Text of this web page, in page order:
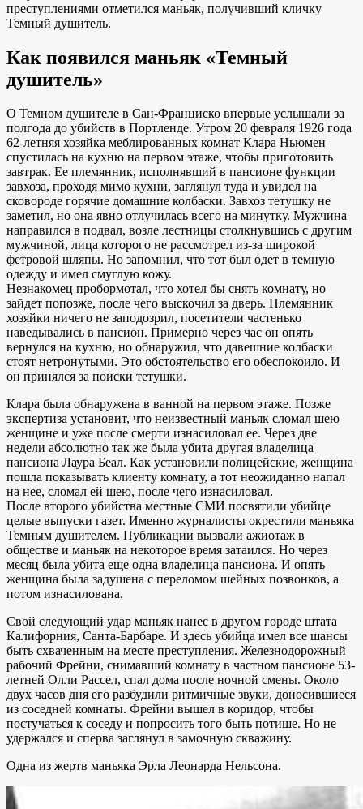
преступлениями отметился маньяк, получивший кличку
Темный душитель.
Как появился маньяк «Темный
душитель»
О Темном душителе в Сан-Франциско впервые услышали за
полгода до убийств в Портленде. Утром 20 февраля 1926 года
62-летняя хозяйка меблированных комнат Клара Ньюмен
спустилась на кухню на первом этаже, чтобы приготовить
завтрак. Ее племянник, исполнявший в пансионе функции
завхоза, проходя мимо кухни, заглянул туда и увидел на
сковороде горячие домашние колбаски. Завхоз тетушку не
заметил, но она явно отлучилась всего на минутку. Мужчина
направился в подвал, возле лестницы столкнувшись с другим
мужчиной, лица которого не рассмотрел из-за широкой
фетровой шляпы. Но запомнил, что тот был одет в темную
одежду и имел смуглую кожу.
Незнакомец пробормотал, что хотел бы снять комнату, но
зайдет попозже, после чего выскочил за дверь. Племянник
хозяйки ничего не заподозрил, посетители частенько
наведывались в пансион. Примерно через час он опять
вернулся на кухню, но обнаружил, что давешние колбаски
стоят нетронутыми. Это обстоятельство его обеспокоило. И
он принялся за поиски тетушки.
Клара была обнаружена в ванной на первом этаже. Позже
экспертиза установит, что неизвестный маньяк сломал шею
женщине и уже после смерти изнасиловал ее. Через две
недели абсолютно так же была убита другая владелица
пансиона Лаура Беал. Как установили полицейские, женщина
пошла показывать клиенту комнату, а тот неожиданно напал
на нее, сломал ей шею, после чего изнасиловал.
После второго убийства местные СМИ посвятили убийце
целые выпуски газет. Именно журналисты окрестили маньяка
Темным душителем. Публикации вызвали ажиотаж в
обществе и маньяк на некоторое время затаился. Но через
месяц была убита еще одна владелица пансиона. И опять
женщина была задушена с переломом шейных позвонков, а
потом изнасилована.
Свой следующий удар маньяк нанес в другом городе штата
Калифорния, Санта-Барбаре. И здесь убийца имел все шансы
быть схваченным на месте преступления. Железнодорожный
рабочий Фрейни, снимавший комнату в частном пансионе 53-
летней Олли Рассел, спал дома после ночной смены. Около
двух часов дня его разбудили ритмичные звуки, доносившиеся
из соседней комнаты. Фрейни вышел в коридор, чтобы
постучаться к соседу и попросить того быть потише. Но не
удержался и сперва заглянул в замочную скважину.
Одна из жертв маньяка Эрла Леонарда Нельсона.